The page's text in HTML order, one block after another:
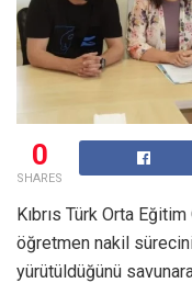
0
SHARES
Kıbrıs Türk Orta
öğretmen nakil
yürütüldüğünü